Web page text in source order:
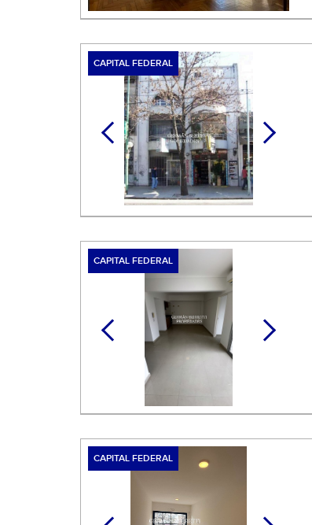
CAPITAL FEDERAL
CAPITAL FEDERAL
CAPITAL FEDERAL